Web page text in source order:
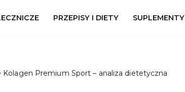
PRZEPISY I DIETY SUPLEMENTY
Kolagen Premium Sport – analiza dietetyczna